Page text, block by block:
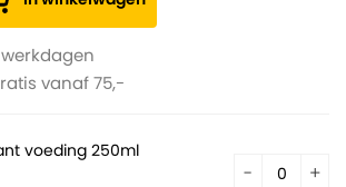
vanaf 75,-
voeding 250ml